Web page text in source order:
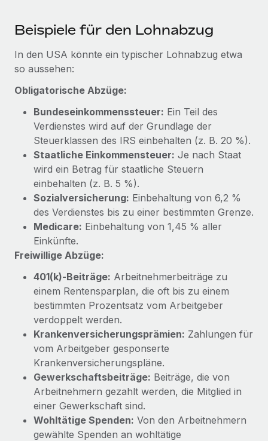
Benefits
Neues zu Remote-Produkten: Integration mit
Gusto und Zero und Contractor Management
aller Größen dabei unterstützen, die beste...
Mehr erfahren
mit Remote verwaltet
Phiture ist der unumstrittene Marktführer im Bereich der
Wachstumsberatung für mobile Apps. Das...
Mehr erfahren
Beispiele für den Lohnabzug
In den USA könnte ein typischer Lohnabzug etwa
so aussehen:
Obligatorische Abzüge:
Bundeseinkommenssteuer: Ein Teil des
Verdienstes wird auf der Grundlage der
Steuerklassen des IRS einbehalten (z. B. 20 %).
Staatliche Einkommensteuer: Je nach Staat
wird ein Betrag für staatliche Steuern
einbehalten (z. B. 5 %).
Sozialversicherung: Einbehaltung von 6,2 %
des Verdienstes bis zu einer bestimmten Grenze.
Medicare: Einbehaltung von 1,45 % aller
Einkünfte.
Freiwillige Abzüge:
401(k)-Beiträge: Arbeitnehmerbeiträge zu
einem Rentensparplan, die oft bis zu einem
bestimmten Prozentsatz vom Arbeitgeber
verdoppelt werden.
Krankenversicherungsprämien: Zahlungen für
vom Arbeitgeber gesponserte
Krankenversicherungspläne.
Gewerkschaftsbeiträge: Beiträge, die von
Arbeitnehmern gezahlt werden, die Mitglied in
einer Gewerkschaft sind.
Wohltätige Spenden: Von den Arbeitnehmern
gewählte Spenden an wohltätige